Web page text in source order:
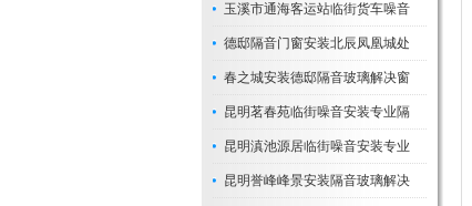
玉溪市通海客运站临街货车噪音
德邸隔音门窗安装北辰凤凰城处
春之城安装德邸隔音玻璃解决窗
昆明茗春苑临街噪音安装专业隔
昆明滇池源居临街噪音安装专业
昆明誉峰峰景安装隔音玻璃解决